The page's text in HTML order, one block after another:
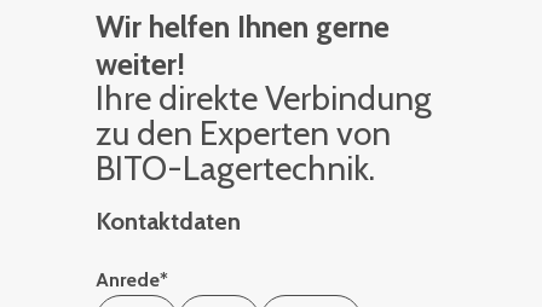
Wir helfen Ihnen gerne
weiter!
Ihre di­rek­te Ver­bin­dung
zu den Ex­per­ten von
BITO-La­ger­tech­nik.
Kontaktdaten
Anrede*